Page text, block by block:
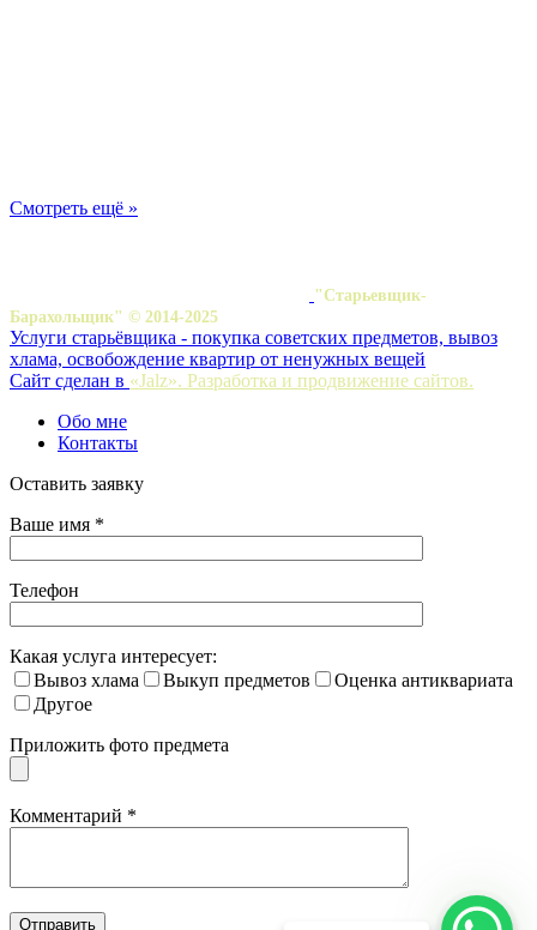
Смотреть ещё »
"Старьевщик-
Барахольщик" © 2014-2025
Услуги старьёвщика - покупка советских предметов, вывоз
хлама, освобождение квартир от ненужных вещей
Сайт сделан в «Jalz». Разработка и продвижение сайтов.
Обо мне
Контакты
Оставить заявку
Ваше имя *
Телефон
Какая услуга интересует:
Вывоз хлама
Выкуп предметов
Оценка антиквариата
Другое
Приложить фото предмета
Комментарий *